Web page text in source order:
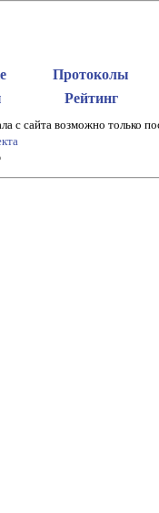
Протоколы
Рейтинг
с сайта возможно только